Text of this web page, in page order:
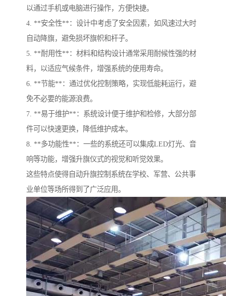
以通过手机或电脑进行操作，方便快捷。
4. **安全性**：设计中考虑了安全因素，如风速过大时
自动降旗，避免损坏旗帜和杆子。
5. **耐用性**：材料和结构设计通常采用耐候性强的材
料，以适应气候条件，增强系统的使用寿命。
6. **节能**：通过优化控制策略，实现低能耗运行，避
免不必要的能源浪费。
7. **易于维护**：系统设计便于维护和检修，大部分部
件可以快速更换，降低维护成本。
8. **多功能性**：一些的系统还可以集成LED灯光、音
响等功能，增强升旗仪式的视觉和听觉效果。
这些特点使得自动升旗控制系统在学校、军营、公共事
业单位等场所得到了广泛应用。